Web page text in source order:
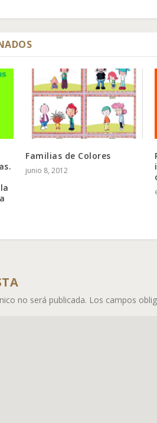
Familias de Colores
junio 8, 2012
no será publicada. Los campos